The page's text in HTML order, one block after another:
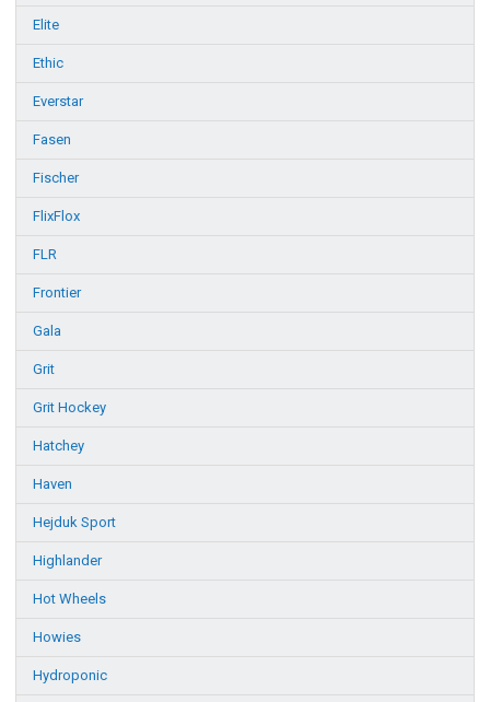
Elite
Ethic
Everstar
Fasen
Fischer
FlixFlox
FLR
Frontier
Gala
Grit
Grit Hockey
Hatchey
Haven
Hejduk Sport
Highlander
Hot Wheels
Howies
Hydroponic